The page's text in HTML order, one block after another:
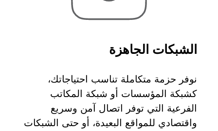
الشبكات الجاهزة
نوفر حزمة متكاملة تناسب احتياجاتك،
كشبكة المؤسسات أو شبكة المكاتب
الفرعية التي توفر اتصال آمن وسريع
واقتصادي للمواقع البعيدة، أو حتى الشبكات